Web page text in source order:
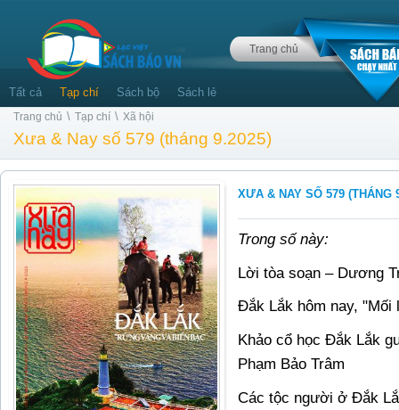
Trang chủ
Tất cả Tạp chí Sách bộ Sách lẻ
Trang chủ \ Tạp chí \ Xã hội
Xưa & Nay số 579 (tháng 9.2025)
XƯA & NAY SỐ 579 (THÁNG
Trong số này:
Lời tòa soạn – Dương
Đắk Lắk hôm nay, "Mối
Khảo cổ học Đắk Lắk
Phạm Bảo Trâm
Các tộc người ở Đắk